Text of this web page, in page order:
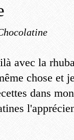
avec la
chose et
dans